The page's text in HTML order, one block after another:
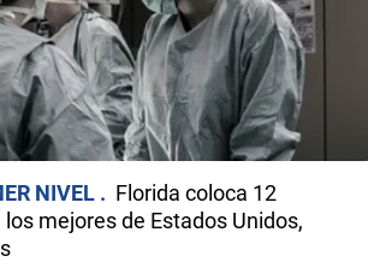
NIVEL
Florida coloca 12
mejores de Estados Unidos,